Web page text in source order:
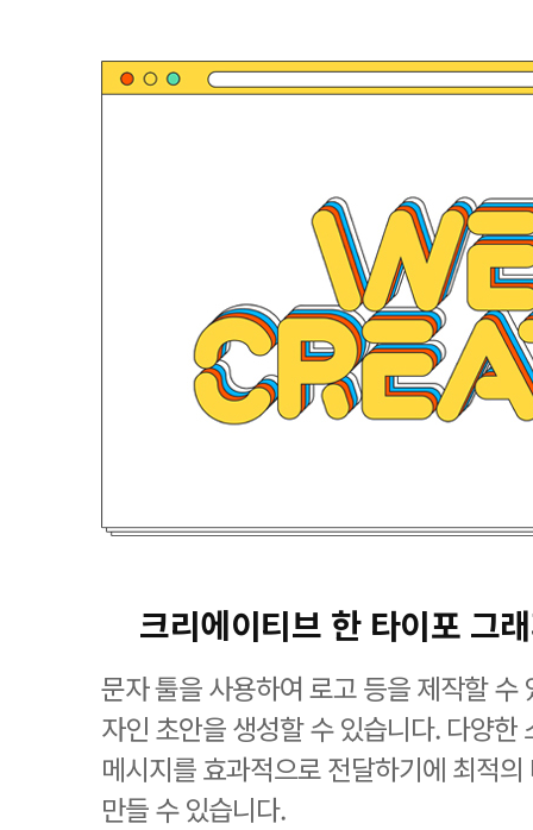
크리에이티브 한 타이포 그
문자 툴을 사용하여 로고 등을 제작할 수
자인 초안을 생성할 수 있습니다. 다양한
메시지를 효과적으로 전달하기에 최적
만들 수 있습니다.